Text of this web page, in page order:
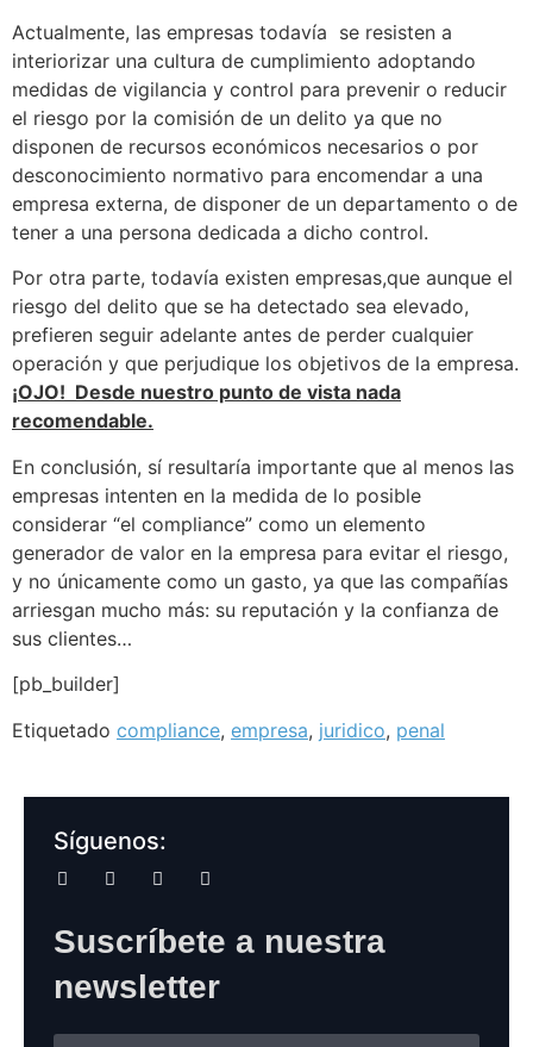
Actualmente, las empresas todavía se resisten a
interiorizar una cultura de cumplimiento adoptando
medidas de vigilancia y control para prevenir o reducir
el riesgo por la comisión de un delito ya que no
disponen de recursos económicos necesarios o por
desconocimiento normativo para encomendar a una
empresa externa, de disponer de un departamento o de
tener a una persona dedicada a dicho control.
Por otra parte, todavía existen empresas,que aunque el
riesgo del delito que se ha detectado sea elevado,
prefieren seguir adelante antes de perder cualquier
operación y que perjudique los objetivos de la empresa.
¡OJO! Desde nuestro punto de vista nada
recomendable.
En conclusión, sí resultaría importante que al menos las
empresas intenten en la medida de lo posible
considerar “el compliance” como un elemento
generador de valor en la empresa para evitar el riesgo,
y no únicamente como un gasto, ya que las compañías
arriesgan mucho más: su reputación y la confianza de
sus clientes…
[pb_builder]
Etiquetado compliance, empresa, juridico, penal
Síguenos:
Suscríbete a nuestra
newsletter